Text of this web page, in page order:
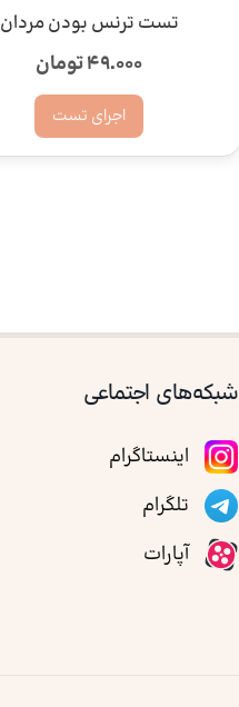
تست ترنس بودن مردان
49.000 تومان
اجرای تست
شبکه‌های اجتماعی
اینستاگرام
تلگرام
آپارات